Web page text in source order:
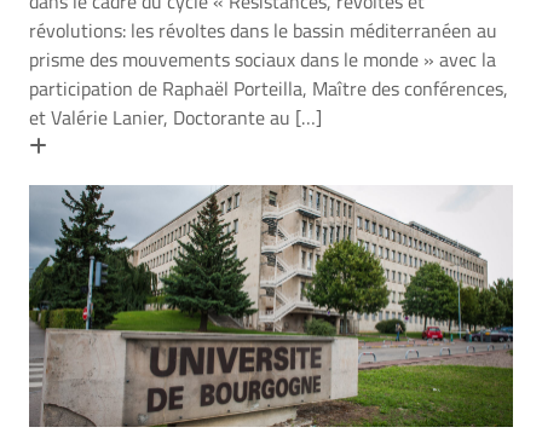
révolutions: les révoltes dans le bassin méditerranéen au
prisme des mouvements sociaux dans le monde » avec la
participation de Raphaël Porteilla, Maître des conférences,
et Valérie Lanier, Doctorante au […]